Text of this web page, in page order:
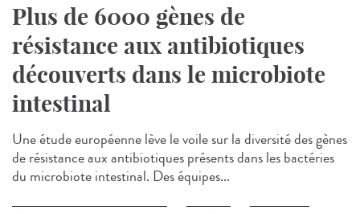
Plus de 6000 gènes de
résistance aux antibiotiques
découverts dans le microbiote
intestinal
Une étude européenne lève le voile sur la diversité des gènes
de résistance aux antibiotiques présents dans les bactéries
du microbiote intestinal. Des équipes...